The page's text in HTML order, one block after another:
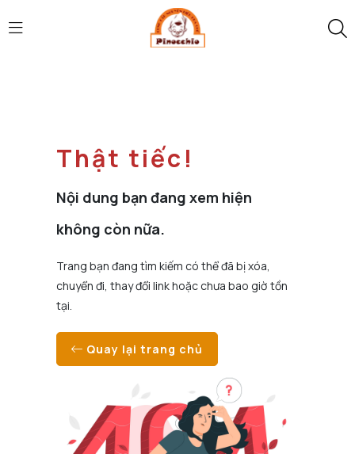
Thật tiếc!
Nội dung bạn đang xem hiện
không còn nữa.
Trang bạn đang tìm kiếm có thể đã bị xóa,
chuyển đi, thay đổi link hoặc chưa bao giờ tồn
tại.
Quay lại trang chủ